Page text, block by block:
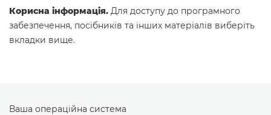
Корисна інформація. Для доступу до програмного
забезпечення, посібників та інших матеріалів виберіть
вкладки вище.
Ваша операційна система